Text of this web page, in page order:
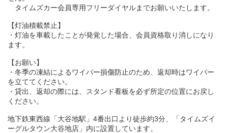
タイムズカー会員専用フリーダイヤルまでお願いいたします。
【灯油積載禁止】
・灯油を車載したことが発覚した場合、会員資格取り消しになり
ます。
【お願い】
・冬季の凍結によるワイパー損傷防止のため、返却時はワイパー
を立ててください。
・貸出、返却の際には、スタンド看板を必ず所定の位置にお戻し
ください。
地下鉄東西線「大谷地駅」4番出口より徒歩約3分、「タイムズイ
ーグルタウン大谷地店」内に設置しています。